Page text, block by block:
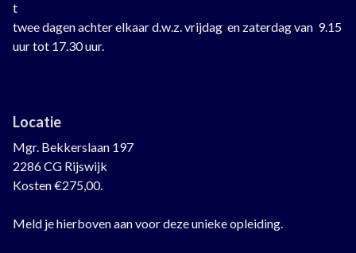
t
twee dagen achter elkaar d.w.z. vrijdag en zaterdag van 9.15
uur tot 17.30 uur.
Locatie
Mgr. Bekkerslaan 197
2286 CG Rijswijk
Kosten €275,00.
Meld je hierboven aan voor deze unieke opleiding.